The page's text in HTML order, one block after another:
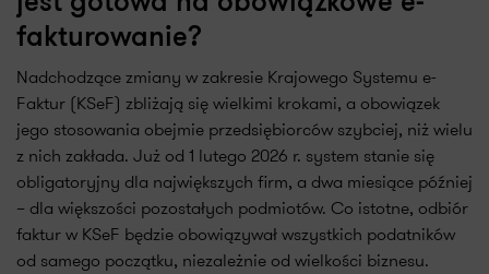
fakturowanie?
Nadchodzące zmiany w zakresie Krajowego Systemu e-
Faktur (KSeF) zbliżają się wielkimi krokami, a obowiązek
jego stosowania obejmie przedsiębiorców szybciej, niż wielu
z nich zakłada. Już od 1 lutego 2026 r. system stanie się
obligatoryjny dla największych firm, a dwa miesiące później
– dla większości pozostałych podmiotów. Co istotne, odbiór
faktur w KSeF będzie obowiązywał wszystkich podatników
od samego początku, niezależnie od wielkości biznesu.